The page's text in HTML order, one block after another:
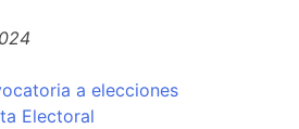
a elecciones
Electoral